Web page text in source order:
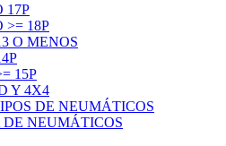
17P
>= 18P
O MENOS
15P
Y 4X4
DE NEUMÁTICOS
DE NEUMÁTICOS